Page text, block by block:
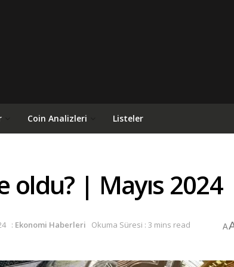
Coin Analizleri Listeler
oldu? | Mayıs 2024
: Ekonomi Haberleri Okuma Süresi : 3 mins read A